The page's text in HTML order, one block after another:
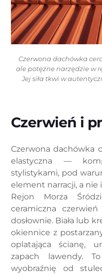
Czerwona dachówka
ale potężne narzędzie w
Jej siła tkwi w
Czerwień i
Czerwona dachówka
elastyczna —
stylistykami, pod
element narracji, a nie
Rejon Morza
ceramiczna
dosłownie. Biała lub
okiennice z
oplatająca ścianę,
zapach lawendy.
wyobraźnię od